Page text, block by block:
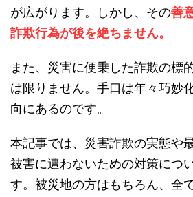
が広がります。しかし、その善
詐欺行為が後を絶ちません。
また、災害に便乗した詐欺の標
は限りません。手口は年々巧妙
向にあるのです。
本記事では、災害詐欺の実態や
被害に遭わないための対策につ
す。被災地の方はもちろん、全